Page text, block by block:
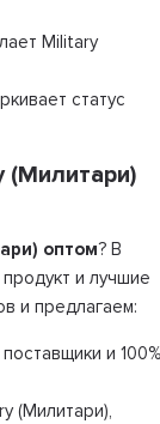
Military
статус
(Милитари)
оптом? В
и лучшие
и предлагаем:
и 100%
(Милитари),